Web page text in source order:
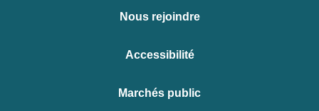
Nous rejoindre
Accessibilité
Marchés public